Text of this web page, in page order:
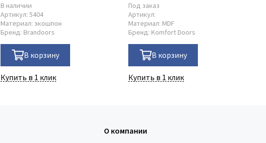
В наличии
Артикул:5404
Материал: экошпон
Бренд: Brandoors
В корзину
Купить в 1 клик
Под заказ
Артикул:
Материал: MDF
Бренд: Komfort Doors
В корзину
Купить в 1 клик
О компании